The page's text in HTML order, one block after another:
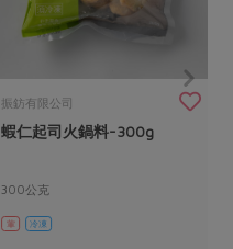
振鈁有限公司
蝦仁起司火鍋料-300g
300公克
葷 冷凍